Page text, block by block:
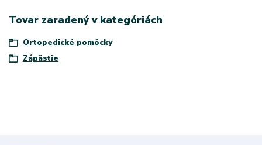
Tovar zaradený v kategóriách
Ortopedické pomôcky
Zápästie